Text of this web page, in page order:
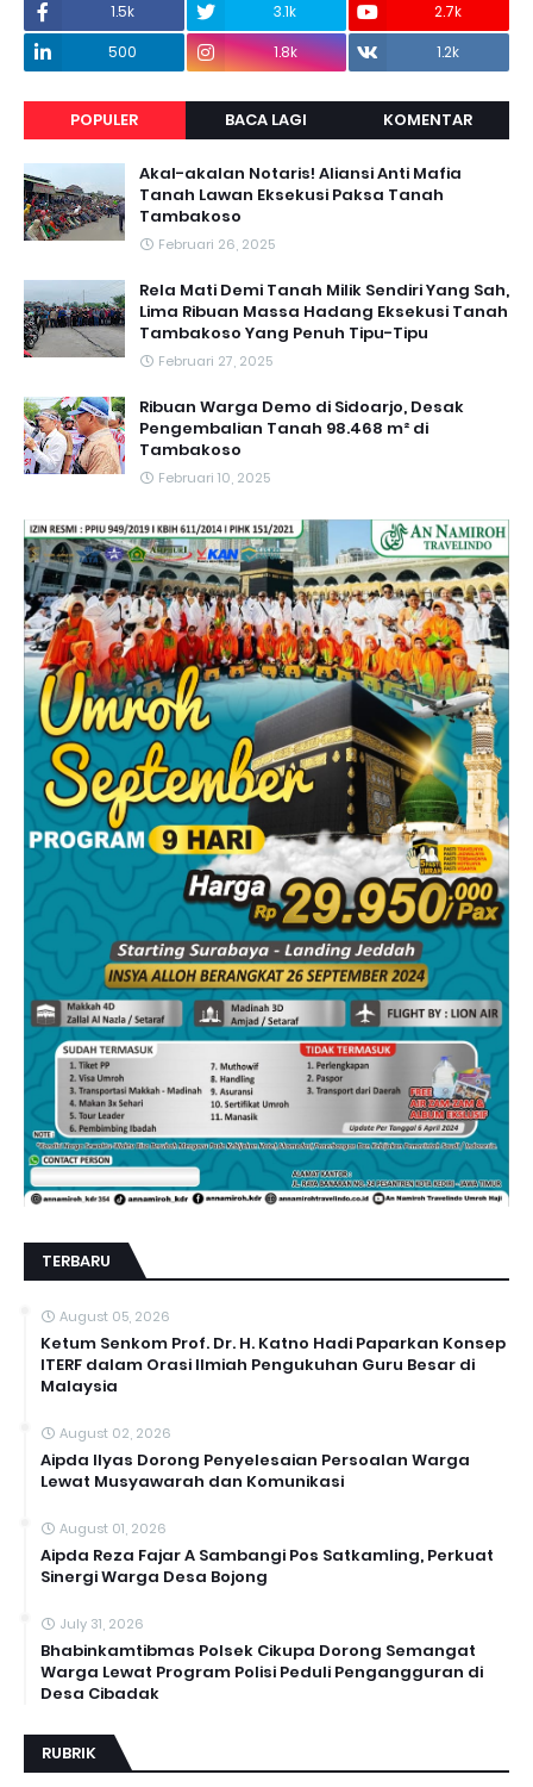
1.5k 3.1k
2.7k
500
1.8k 1.2k
POPULER BACA LAGI KOMENTAR
Akal-akalan Notaris! Aliansi Anti Mafia
Tanah Lawan Eksekusi Paksa Tanah
Tambakoso
Februari 26, 2025
Rela Mati Demi Tanah Milik Sendiri Yang Sah,
Lima Ribuan Massa Hadang Eksekusi Tanah
Tambakoso Yang Penuh Tipu-Tipu
Februari 27, 2025
Ribuan Warga Demo di Sidoarjo, Desak
Pengembalian Tanah 98.468 m² di
Tambakoso
Februari 10, 2025
TERBARU
August 05, 2026
Ketum Senkom Prof. Dr. H. Katno Hadi Paparkan Konsep
ITERF dalam Orasi Ilmiah Pengukuhan Guru Besar di
Malaysia
August 02, 2026
Aipda Ilyas Dorong Penyelesaian Persoalan Warga
Lewat Musyawarah dan Komunikasi
August 01, 2026
Aipda Reza Fajar A Sambangi Pos Satkamling, Perkuat
Sinergi Warga Desa Bojong
July 31, 2026
Bhabinkamtibmas Polsek Cikupa Dorong Semangat
Warga Lewat Program Polisi Peduli Pengangguran di
Desa Cibadak
RUBRIK